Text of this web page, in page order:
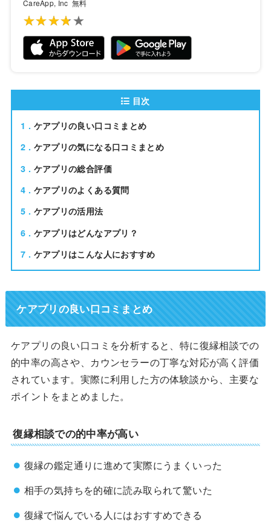
CareApp, Inc 無料
★★★★★
★★★★★
目次
1
ケアプリの良い口コミまとめ
2
ケアプリの気になる口コミまとめ
3
ケアプリの総合評価
4
ケアプリのよくある質問
5
ケアプリの活用法
6
ケアプリはどんなアプリ？
7
ケアプリはこんな人におすすめ
ケアプリの良い口コミまとめ
ケアプリの良い口コミを分析すると、特に復縁相談での
的中率の高さや、カウンセラーの丁寧な対応が高く評価
されています。実際に利用した方の体験談から、主要な
ポイントをまとめました。
復縁相談での的中率が高い
復縁の鑑定通りに進めて実際にうまくいった
相手の気持ちを的確に読み取られて驚いた
復縁で悩んでいる人にはおすすめできる